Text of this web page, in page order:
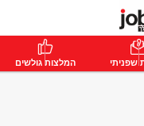
שפניתי המלצות גולשים